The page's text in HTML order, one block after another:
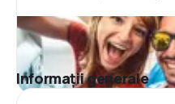
Informații generale